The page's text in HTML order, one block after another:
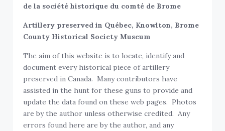
de la société historique du comté de Brome
Artillery preserved in Québec, Knowlton, Brome
County Historical Society Museum
The aim of this website is to locate, identify and
document every historical piece of artillery
preserved in Canada. Many contributors have
assisted in the hunt for these guns to provide and
update the data found on these web pages. Photos
are by the author unless otherwise credited. Any
errors found here are by the author, and any